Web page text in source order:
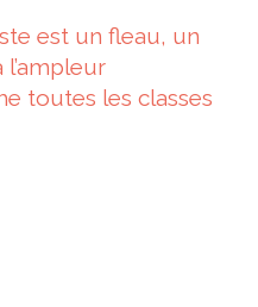
est un fleau, un
toutes les classes